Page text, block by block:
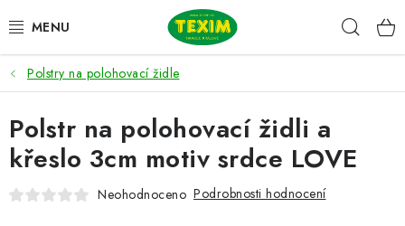
na
ZAHRADNÍ SESTAVY
ŽIDLE
STOLY
Polstry na polohovací židle
Polstr na polohovací židli a
křeslo 3cm motiv srdce LOVE
Neohodnoceno Podrobnosti hodnocení